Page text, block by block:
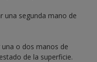
una segunda mano de
una o dos manos de
de la superficie.